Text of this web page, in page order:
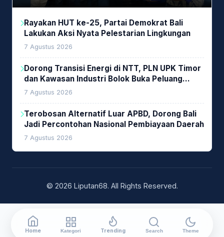
Rayakan HUT ke-25, Partai Demokrat Bali
Lakukan Aksi Nyata Pelestarian Lingkungan
7 Agustus 2026
Dorong Transisi Energi di NTT, PLN UPK Timor
dan Kawasan Industri Bolok Buka Peluang
Investasi Woodchip untuk Cofiring PLTU Bolok
7 Agustus 2026
Terobosan Alternatif Luar APBD, Dorong Bali
Jadi Percontohan Nasional Pembiayaan Daerah
7 Agustus 2026
© 2026 Liputan68. All Rights Reserved.
Home Kategori Trending Search Theme